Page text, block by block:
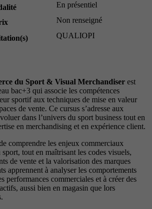
En présentiel
Non renseigné
QUALIOPI
du Sport & Visual Merchandiser est
bac+3 qui associe les compétences
sportif aux techniques de mise en valeur
de vente. Ce cursus s’adresse aux
dans l’univers du sport business tout en
en merchandising et en expérience client.
comprendre les enjeux commerciaux
tout en maîtrisant les codes visuels,
de vente et la valorisation des marques
apprennent à analyser les comportements
performances commerciales et à créer des
aussi bien en magasin que lors